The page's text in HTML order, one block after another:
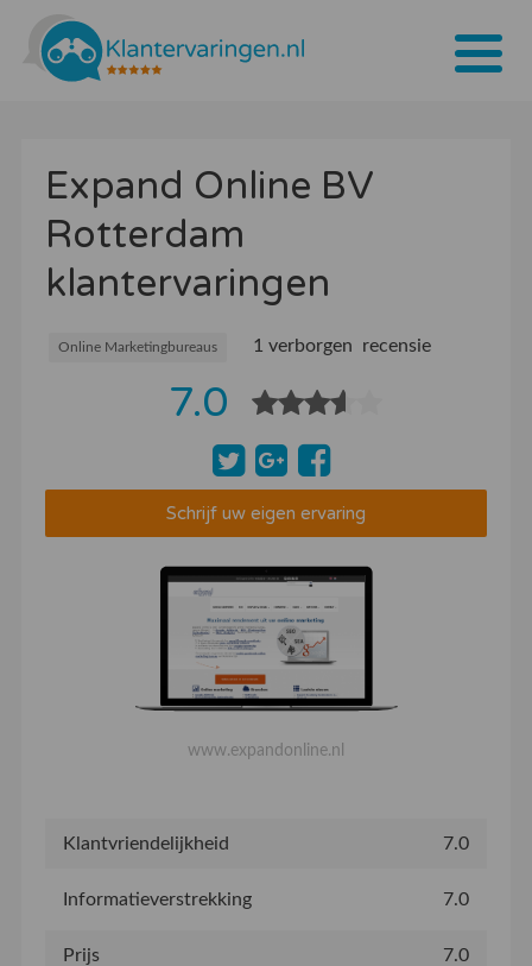
Tarieven
Bedrijven
Over ons
Blogs
Expand Online BV
Rotterdam
klantervaringen
Online Marketingbureaus 1 verborgen recensie
7.0
Schrijf uw eigen ervaring
www.expandonline.nl
Klantvriendelijkheid 7.0
Informatieverstrekking 7.0
Prijs 7.0